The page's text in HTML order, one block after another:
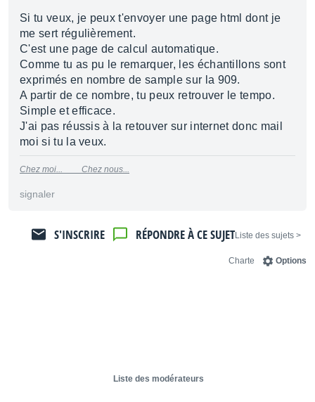
Si tu veux, je peux t'envoyer une page html dont je
me sert régulièrement.
C'est une page de calcul automatique.
Comme tu as pu le remarquer, les échantillons sont
exprimés en nombre de sample sur la 909.
A partir de ce nombre, tu peux retrouver le tempo.
Simple et efficace.
J'ai pas réussis à la retouver sur internet donc mail
moi si tu la veux.
Chez moi... Chez nous...
signaler
< Liste des sujets
RÉPONDRE À CE SUJET
S'INSCRIRE
Options
Charte
Liste des modérateurs